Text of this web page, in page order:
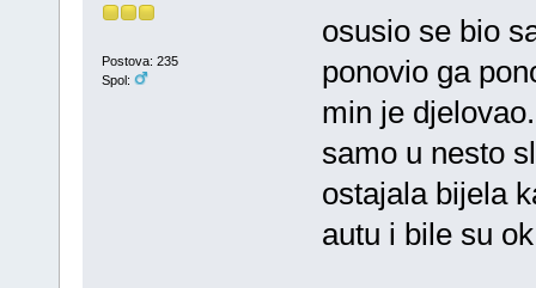
Postova: 235
Spol:
osusio se bio
ponovio ga
min je
samo u nesto
ostajala bijela
autu i bile su